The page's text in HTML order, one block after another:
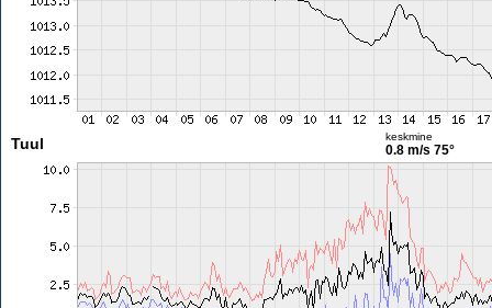
Tuul keskmine
0.8 m/s 75°